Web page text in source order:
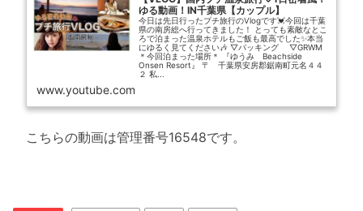
ゆる動画！IN千葉県【カップル】
今日は先日行ったプチ旅行のVlogです💓今回は千葉
県の南房総へ行ってきました！ とっても素敵なとこ
ろで泊まった温泉ホテルもご飯も最高でした✨本当
にゆるく見てください🎶 ▽パッキング ▽GRWM
＊今回泊まった場所＊ 『ゆうみ Beachside
Onsen Resort』 〒 千葉県安房郡鋸南町元名４４
２ 私...
www.youtube.com
こちらの動画は管理番号16548です。